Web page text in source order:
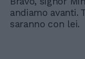
andiamo avanti.
saranno con lei.